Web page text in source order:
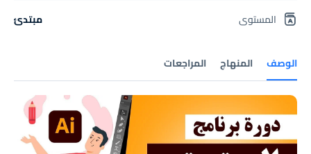
الوصف المنهاج المراجعات
المستوى مبتدئ